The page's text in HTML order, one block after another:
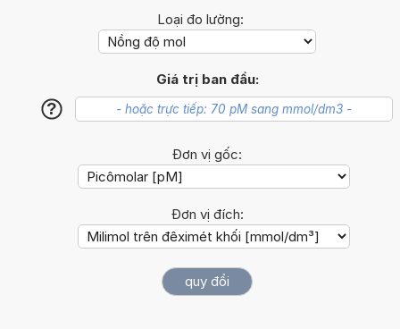
Loại đo lường:
Giá trị ban đầu:
?
Đơn vị gốc:
Đơn vị đích: